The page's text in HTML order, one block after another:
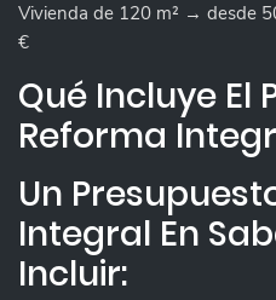
Vivienda de 120 m² → desde
€
Qué Incluye El
Reforma
Un
Integral En
Incluir: